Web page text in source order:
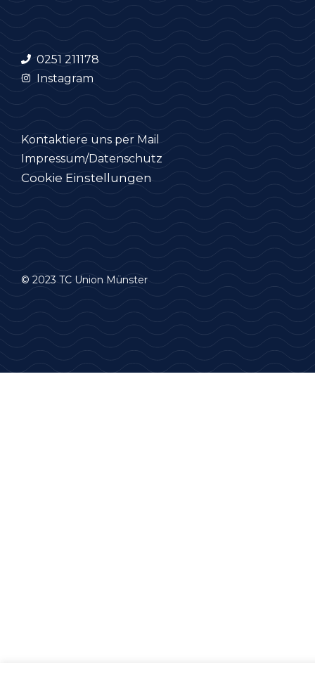
0251 211178
Instagram
Kontaktiere uns per Mail
Impressum/Datenschutz
Cookie Einstellungen
© 2023 TC Union Münster